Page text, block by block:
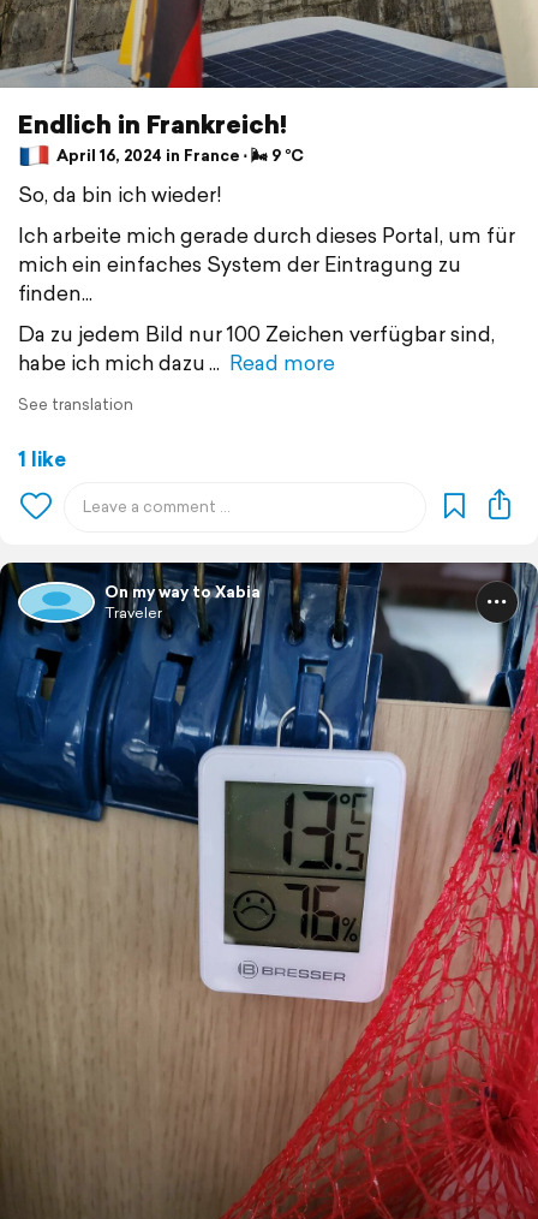
Endlich in Frankreich!
April 16, 2024 in France ⋅ 🌬 9 °C
So, da bin ich wieder!
Ich arbeite mich gerade durch dieses Portal, um für
mich ein einfaches System der Eintragung zu
finden...
Da zu jedem Bild nur 100 Zeichen verfügbar sind,
habe ich mich dazu
Read more
See translation
1 like
On my way to Xabia
Traveler